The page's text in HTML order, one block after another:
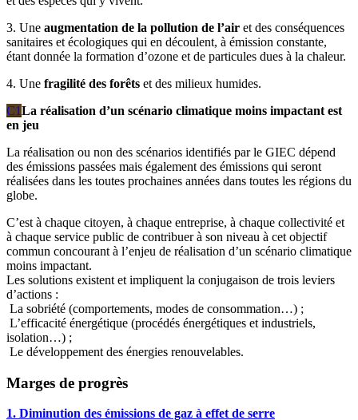
3. Une augmentation de la pollution de l’air et des conséquences
sanitaires et écologiques qui en découlent, à émission constante,
étant donnée la formation d’ozone et de particules dues à la chaleur.
4. Une fragilité des forêts et des milieux humides.
C1La réalisation d’un scénario climatique moins impactant est
en jeu
La réalisation ou non des scénarios identifiés par le GIEC dépend
des émissions passées mais également des émissions qui seront
réalisées dans les toutes prochaines années dans toutes les régions du
globe.
C’est à chaque citoyen, à chaque entreprise, à chaque collectivité et
à chaque service public de contribuer à son niveau à cet objectif
commun concourant à l’enjeu de réalisation d’un scénario climatique
moins impactant.
Les solutions existent et impliquent la conjugaison de trois leviers
d’actions :
La sobriété (comportements, modes de consommation…) ;
L’efficacité énergétique (procédés énergétiques et industriels,
isolation…) ;
Le développement des énergies renouvelables.
Marges de progrès
1. Diminution des émissions de gaz à effet de serre